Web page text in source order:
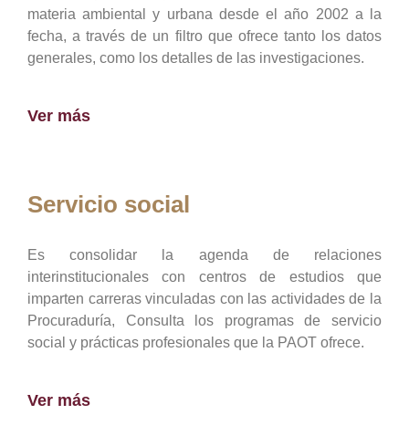
materia ambiental y urbana desde el año 2002 a la
fecha, a través de un filtro que ofrece tanto los datos
generales, como los detalles de las investigaciones.
Ver más
Servicio social
Es consolidar la agenda de relaciones
interinstitucionales con centros de estudios que
imparten carreras vinculadas con las actividades de la
Procuraduría, Consulta los programas de servicio
social y prácticas profesionales que la PAOT ofrece.
Ver más